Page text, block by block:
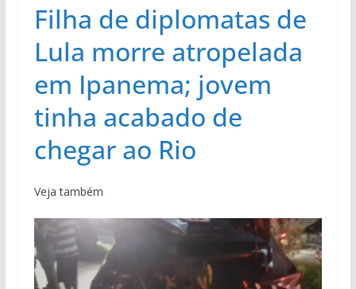
Filha de diplomatas de
Lula morre atropelada
em Ipanema; jovem
tinha acabado de
chegar ao Rio
Veja também